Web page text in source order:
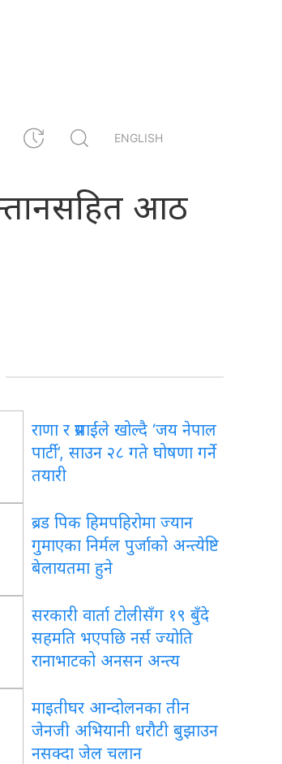
ENGLISH
आठ
राणार प्रसाईंले खोल्दै ‘जय नेपाल
पार्टी’, साउन २८ गते घोषणा गर्ने
तयारी
ब्रडपिक हिमपहिरोमा ज्यान
गुमाएका निर्मल पुर्जाको अन्त्येष्टि
बेलायतमा हुने
सरकारीवार्ता टोलीसँग १९ बुँदे
सहमति भएपछि नर्स ज्योति
रानाभाटको अनसन अन्त्य
माइतीघर आन्दोलनका तीन
जेनजी अभियानी धरौटी बुझाउन
नसक्दा जेल चलान